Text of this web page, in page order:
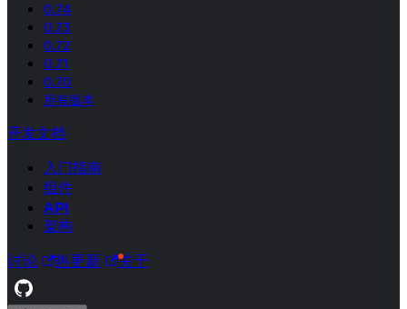
0.74
0.73
0.72
0.71
0.70
所有版本
开发文档
入门指南
组件
API
架构
讨论 热更新 关于